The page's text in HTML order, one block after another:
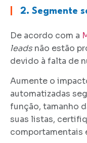
2. Segmente
De acordo com a
leads não estão
devido à falta de
Aumente o
automatizadas
função, tamanho
suas listas,
comportamentais